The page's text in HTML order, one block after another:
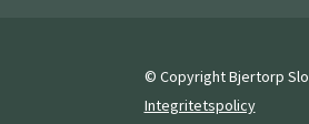
© Copyright Bjertorp
Integritetspolicy